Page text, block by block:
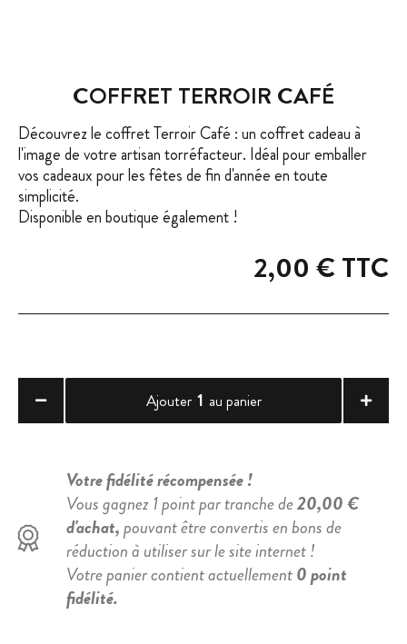
COFFRET TERROIR CAFÉ
Découvrez le coffret Terroir Café : un coffret cadeau à
l'image de votre artisan torréfacteur. Idéal pour emballer
vos cadeaux pour les fêtes de fin d'année en toute
simplicité.
Disponible en boutique également !
2,00 € TTC
Ajouter 1 au panier
Votre fidélité récompensée !
Vous gagnez 1 point par tranche de20,00 €
d'achat,pouvant être convertis en bons de
réduction à utiliser sur le site internet !
Votre panier contient actuellement0 point
fidélité.